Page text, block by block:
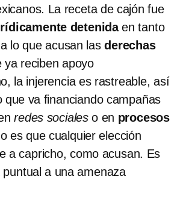
La receta de cajón fue
detenidaen tanto
lo que acusan lasderechas
ya reciben apoyo
la injerencia es rastreable, así
que va financiando campañas
redes sociales o en procesos
es que cualquier elección
a capricho, como acusan. Es
a una amenaza